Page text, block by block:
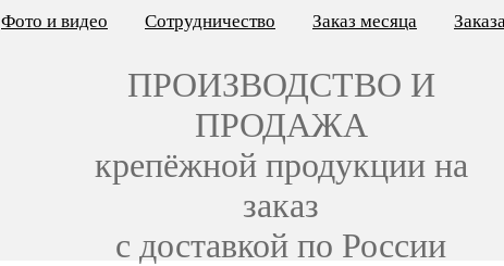
Фото и видео Сотрудничество Заказ месяца
ПРОИЗВОДСТВО И
ПРОДАЖА
крепёжной продукции на
заказ
с доставкой по России